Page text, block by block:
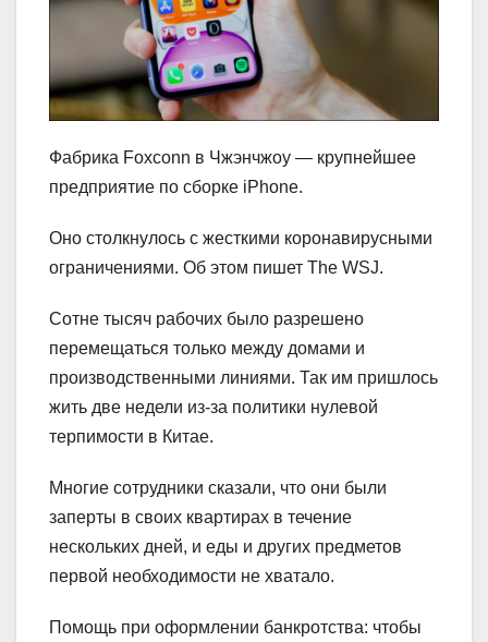
Фабрика Foxconn в Чжэнчжоу — крупнейшее
предприятие по сборке iPhone.
Оно столкнулось с жесткими коронавирусными
ограничениями. Об этом пишет The WSJ.
Сотне тысяч рабочих было разрешено
перемещаться только между домами и
производственными линиями. Так им пришлось
жить две недели из-за политики нулевой
терпимости в Китае.
Многие сотрудники сказали, что они были
заперты в своих квартирах в течение
нескольких дней, и еды и других предметов
первой необходимости не хватало.
Помощь при оформлении банкротства: чтобы